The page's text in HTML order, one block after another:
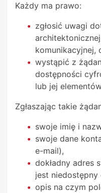
Każdy ma prawo:
zgłosić uwagi
komunikacyjnej,
wystąpić z
dostępności
lub jej
Zgłaszając takie
swoje imię i
swoje dane
e-mail),
dokładny adres
jest
opis na czym